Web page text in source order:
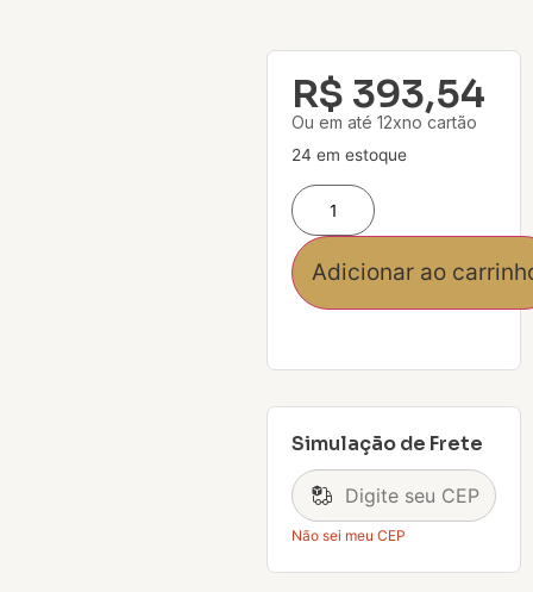
R$ 393,54
Ou em até 12xno cartão
24 em estoque
Adicionar ao
Simulação de Frete
Não sei meu CEP